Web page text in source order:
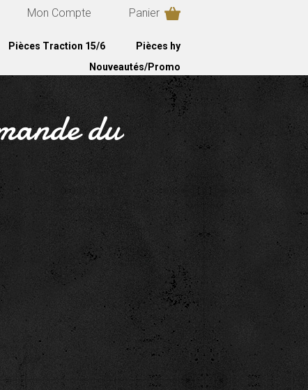
Mon Compte Panier
Pièces Traction 15/6
Pièces hy
Nouveautés/Promo
du